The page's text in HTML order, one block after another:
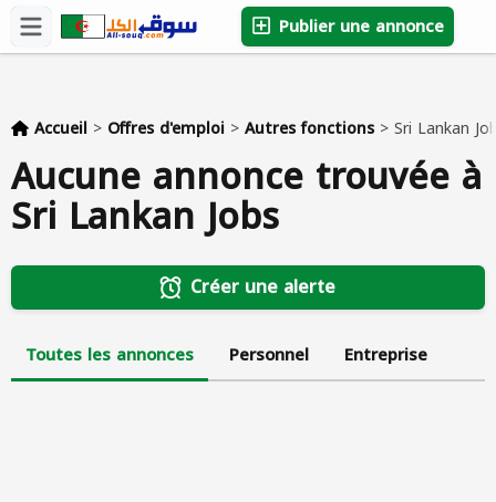
Publier une annonce
Accueil > Offres d'emploi >Autres fonctions >Sri Lankan
Aucune annonce trouvée à
Sri Lankan Jobs
Créer une alerte
Toutes les annonces Personnel Entreprise